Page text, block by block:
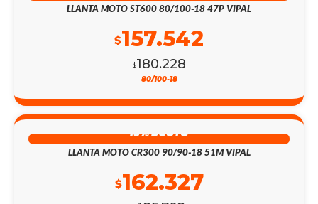
LLANTA MOTO ST600 80/100-18 47P VIPAL
$180.228
$157.542
80/100-18
13% DSCTO
LLANTA MOTO CR300 90/90-18 51M VIPAL
$162.327